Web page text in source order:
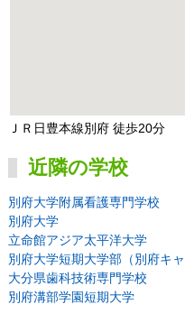
ＪＲ日豊本線別府 徒歩20分
近隣の学校
別府大学附属看護専門学校
別府大学
立命館アジア太平洋大学
別府大学短期大学部（別府キャ
大分県歯科技術専門学校
別府溝部学園短期大学